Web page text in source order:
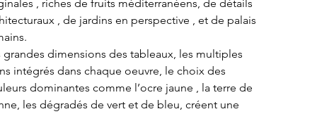
, riches de fruits méditerranéens, de détails
, de jardins en perspective , et de palais
grandes dimensions des tableaux, les multiples
intégrés dans chaque oeuvre, le choix des
dominantes comme l’ocre jaune , la terre de
les dégradés de vert et de bleu, créent une